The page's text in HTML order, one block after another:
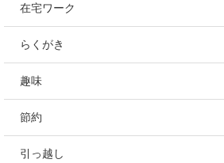
在宅ワーク
らくがき
趣味
節約
引っ越し